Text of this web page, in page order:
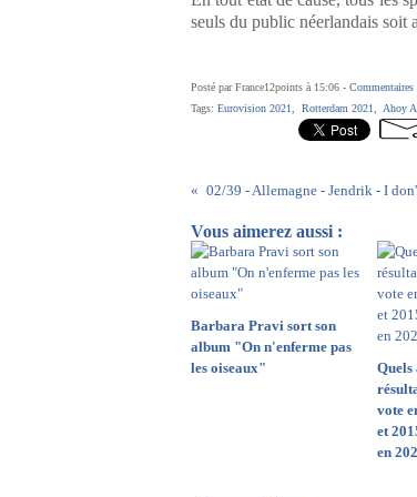
seuls du public néerlandais soit
Posté par France12points à 15:06 - Commentaires
Tags: Eurovision 2021 Rotterdam 2021 Ahoy
02/39 - Allemagne - Jendrik - I
Vous aimerez aussi :
Barbara Pravi sort son
album "On n'enferme pas
les oiseaux"
Quels
vote
et
en